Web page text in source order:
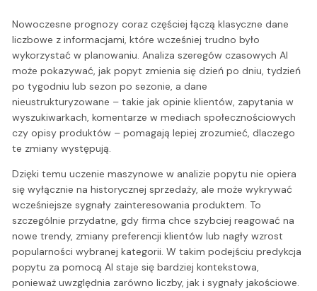
Nowoczesne prognozy coraz częściej łączą klasyczne dane
liczbowe z informacjami, które wcześniej trudno było
wykorzystać w planowaniu. Analiza szeregów czasowych AI
może pokazywać, jak popyt zmienia się dzień po dniu, tydzień
po tygodniu lub sezon po sezonie, a dane
nieustrukturyzowane – takie jak opinie klientów, zapytania w
wyszukiwarkach, komentarze w mediach społecznościowych
czy opisy produktów – pomagają lepiej zrozumieć, dlaczego
te zmiany występują.
Dzięki temu uczenie maszynowe w analizie popytu nie opiera
się wyłącznie na historycznej sprzedaży, ale może wykrywać
wcześniejsze sygnały zainteresowania produktem. To
szczególnie przydatne, gdy firma chce szybciej reagować na
nowe trendy, zmiany preferencji klientów lub nagły wzrost
popularności wybranej kategorii. W takim podejściu predykcja
popytu za pomocą AI staje się bardziej kontekstowa,
ponieważ uwzględnia zarówno liczby, jak i sygnały jakościowe.